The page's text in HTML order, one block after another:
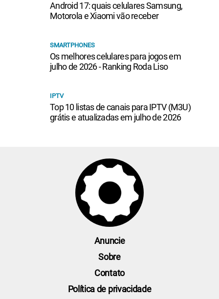
Android 17: quais celulares Samsung,
Motorola e Xiaomi vão receber
SMARTPHONES
Os melhores celulares para jogos em
julho de 2026 - Ranking Roda Liso
IPTV
Top 10 listas de canais para IPTV (M3U)
grátis e atualizadas em julho de 2026
Anuncie
Sobre
Contato
Política de privacidade